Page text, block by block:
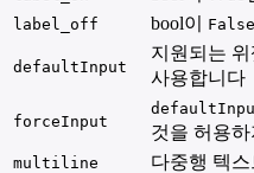
label_off bool이 False
defaultInput
지원되는
사용합니다
forceInput
것을 허용
multiline 다중행 텍